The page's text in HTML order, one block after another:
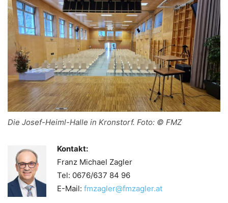
Die Josef-Heiml-Halle in Kronstorf. Foto: © FMZ
Kontakt:
Franz Michael Zagler
Tel: 0676/637 84 96
E-Mail: fmzagler@fmzagler.at